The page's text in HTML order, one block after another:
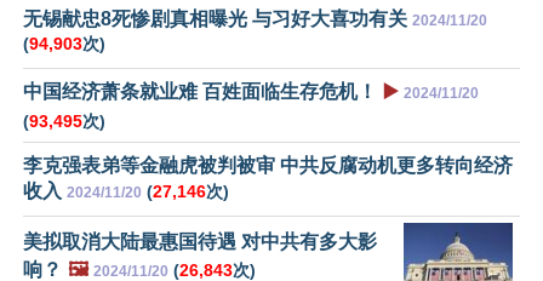
无锡献忠8死惨剧真相曝光 与习好大喜功有关 2024/11/20
(94,903次)
中国经济萧条就业难 百姓面临生存危机！ ▶️ 2024/11/20
(93,495次)
李克强表弟等金融虎被判被审 中共反腐动机更多转向经济
收入 2024/11/20 (27,146次)
美拟取消大陆最惠国待遇 对中共有多大影
响？ 🖼️ 2024/11/20 (26,843次)